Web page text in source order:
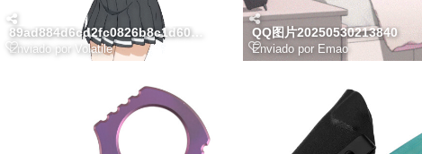
89ad884d6cd2fc0826b8c1d60bd372ca651369389
Enviado por Volatile
QQ图片20250530213840
Enviado por Emao